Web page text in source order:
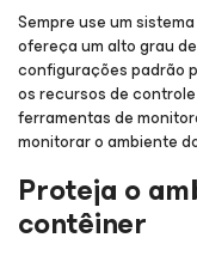
Sempre use um
ofereça um alto grau
configurações padrão
os recursos de
ferramentas de
monitorar o ambiente
Proteja o
contêiner